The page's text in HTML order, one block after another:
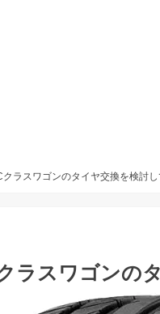
ラスワゴンのタイヤ交換を検討し
ラスワゴンの